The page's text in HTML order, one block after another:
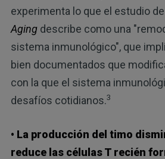
experimenta lo que el estudio
Agingdescribe como una
sistema inmunológico", que
bien documentados que
con la que el sistema
desafíos cotidianos.3
• La producción del timo
reduce las células T recién